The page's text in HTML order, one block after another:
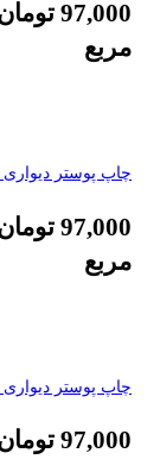
97,000
مربع
چاپ پوستر دیواری
97,000
مربع
چاپ پوستر دیواری
97,000